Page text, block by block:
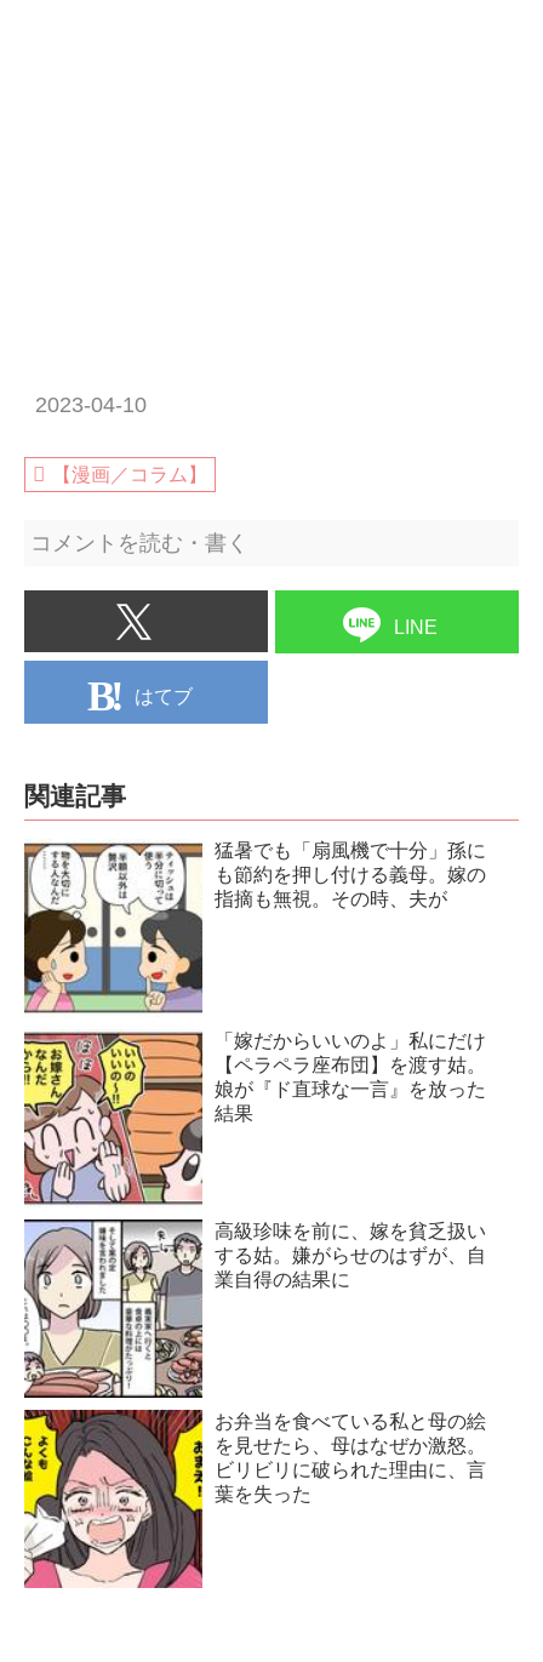
2023-04-10
【漫画／コラム】
コメントを読む・書く
LINE
はてブ
関連記事
猛暑でも「扇風機で十分」孫に
も節約を押し付ける義母。嫁の
指摘も無視。その時、夫が
「嫁だからいいのよ」私にだけ
【ペラペラ座布団】を渡す姑。
娘が『ド直球な一言』を放った
結果
高級珍味を前に、嫁を貧乏扱い
する姑。嫌がらせのはずが、自
業自得の結果に
お弁当を食べている私と母の絵
を見せたら、母はなぜか激怒。
ビリビリに破られた理由に、言
葉を失った